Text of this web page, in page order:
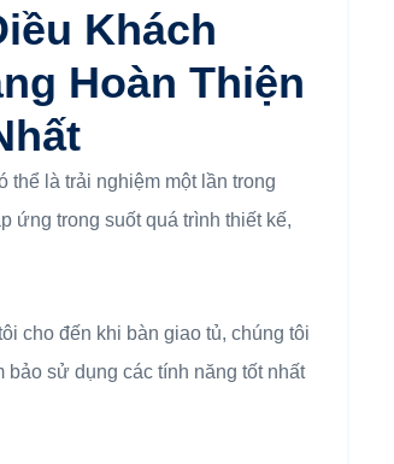
Khách
Hoàn Thiện
thể là trải nghiệm một lần trong
ứng trong suốt quá trình thiết kế,
cho đến khi bàn giao tủ, chúng tôi
bảo sử dụng các tính năng tốt nhất